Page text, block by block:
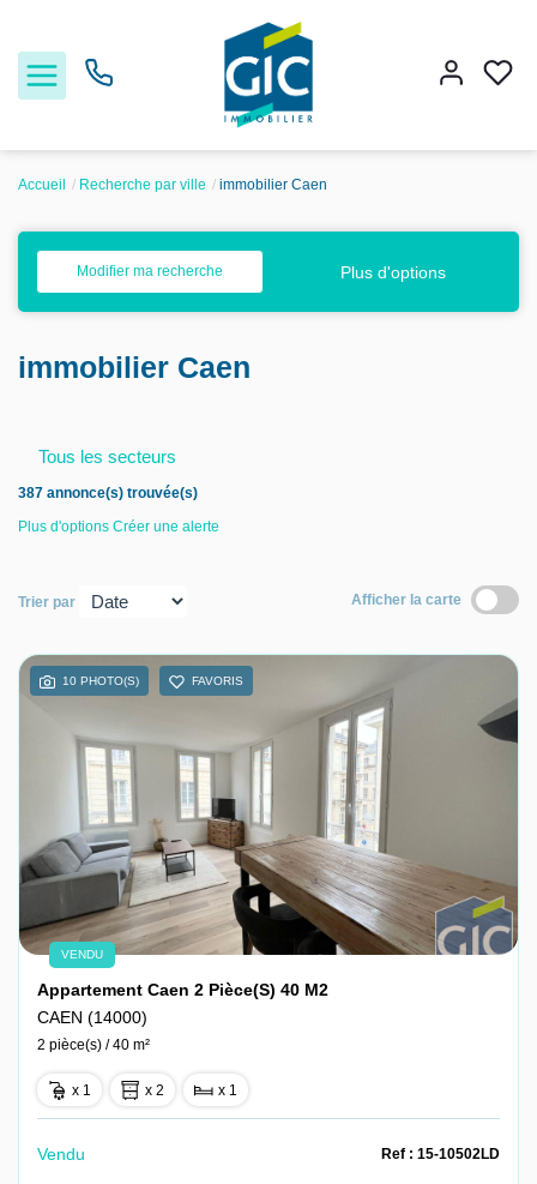
Acheter
Louer
Estimer
Nos services
Nos agences
Accueil Recherche par ville immobilier Caen
Modifier ma recherche Plus d'options
immobilier Caen
Tous les secteurs
387 annonce(s) trouvée(s)
Plus d'options Créer une alerte
Trier par Afficher la carte
10 PHOTO(S) FAVORIS
VENDU
Appartement Caen 2 Pièce(s) 40 M2
CAEN (14000)
2 pièce(s) / 40 m²
x 1 x 2 x 1
Vendu Ref : 15-10502LD